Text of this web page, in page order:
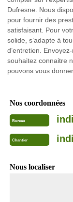
Dufresne. Nous
pour fournir des
satisfaisant. Pour
solide, s’adapte à
d’entretien.
souhaitez connaitre
pouvons vous
Nos coordonnées
Bureau
Chantier
Nous localiser